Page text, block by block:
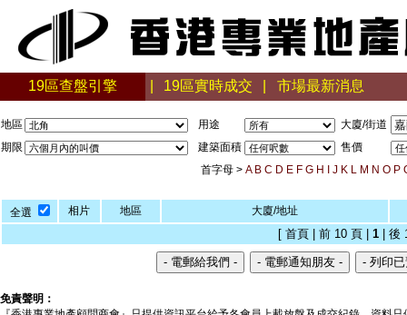
19區查盤引擎 19區實時成交 市場最新消息
地區 用途
大廈/街道
期限
建築面積
售價
首字母 > A B C D E F G H J K L M N O P
全選 相片 地區 大廈/地址
[ 首頁 | 前 10 頁 |1 | 後
免責聲明：